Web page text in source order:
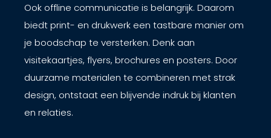
Ook offline communicatie is belangrijk. Daarom
biedt print- en drukwerk een tastbare manier om
je boodschap te versterken. Denk aan
visitekaartjes, flyers, brochures en posters. Door
duurzame materialen te combineren met strak
design, ontstaat een blijvende indruk bij klanten
en relaties.